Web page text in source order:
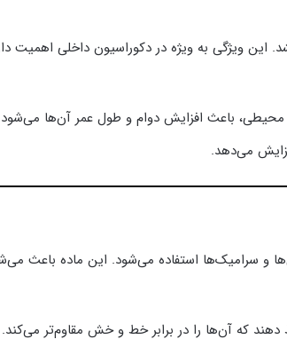
ویژگی به ویژه در دکوراسیون داخلی اهمیت
باعث افزایش دوام و طول عمر آن‌ها
می‌دهد.
سرامیک‌ها استفاده می‌شود. این ماده باعث
دهند که آن‌ها را در برابر خط و خش مقاوم‌تر